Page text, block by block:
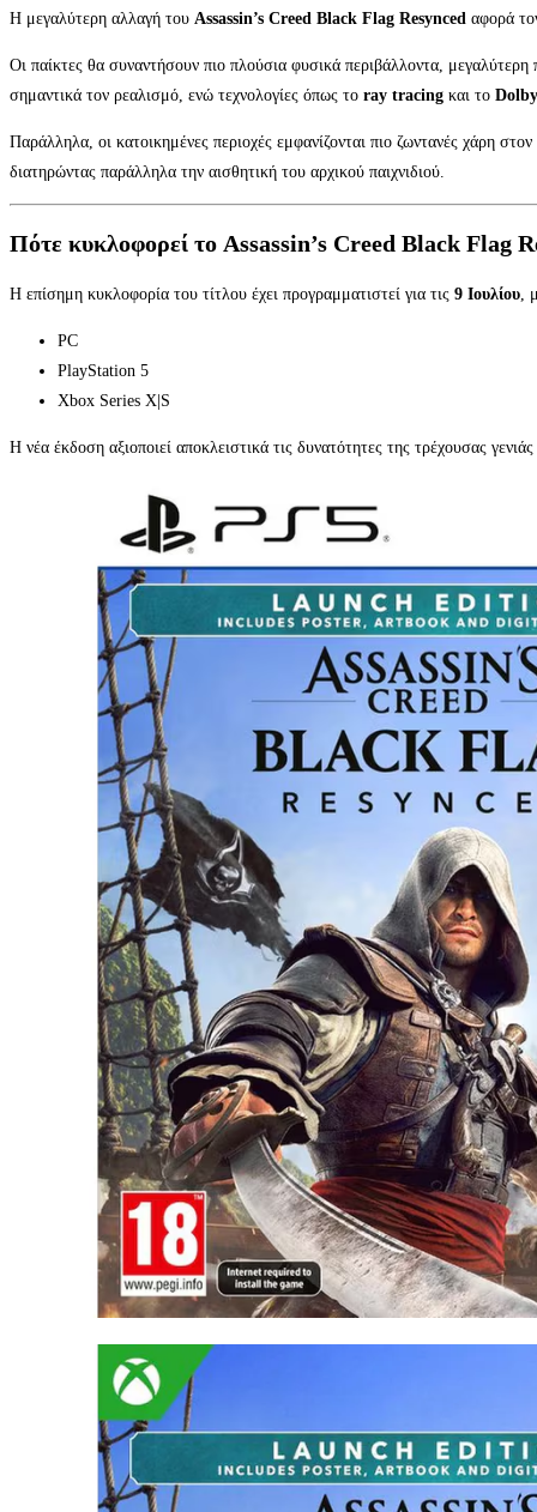
Η μεγαλύτερη αλλαγή του Assassin’s Creed Black Flag Resynced αφορά
Οι παίκτες θα συναντήσουν πιο πλούσια φυσικά περιβάλλοντα,
σημαντικά τον ρεαλισμό, ενώ τεχνολογίες όπως το ray tracing και το
Παράλληλα, οι κατοικημένες περιοχές εμφανίζονται πιο ζωντανές χάρη
διατηρώντας παράλληλα την αισθητική του αρχικού παιχνιδιού.
Πότε κυκλοφορεί το Assassin’s Creed Black Flag
Η επίσημη κυκλοφορία του τίτλου έχει προγραμματιστεί για τις 9 Ιουλίου,
PC
PlayStation 5
Xbox Series X|S
Η νέα έκδοση αξιοποιεί αποκλειστικά τις δυνατότητες της τρέχουσας